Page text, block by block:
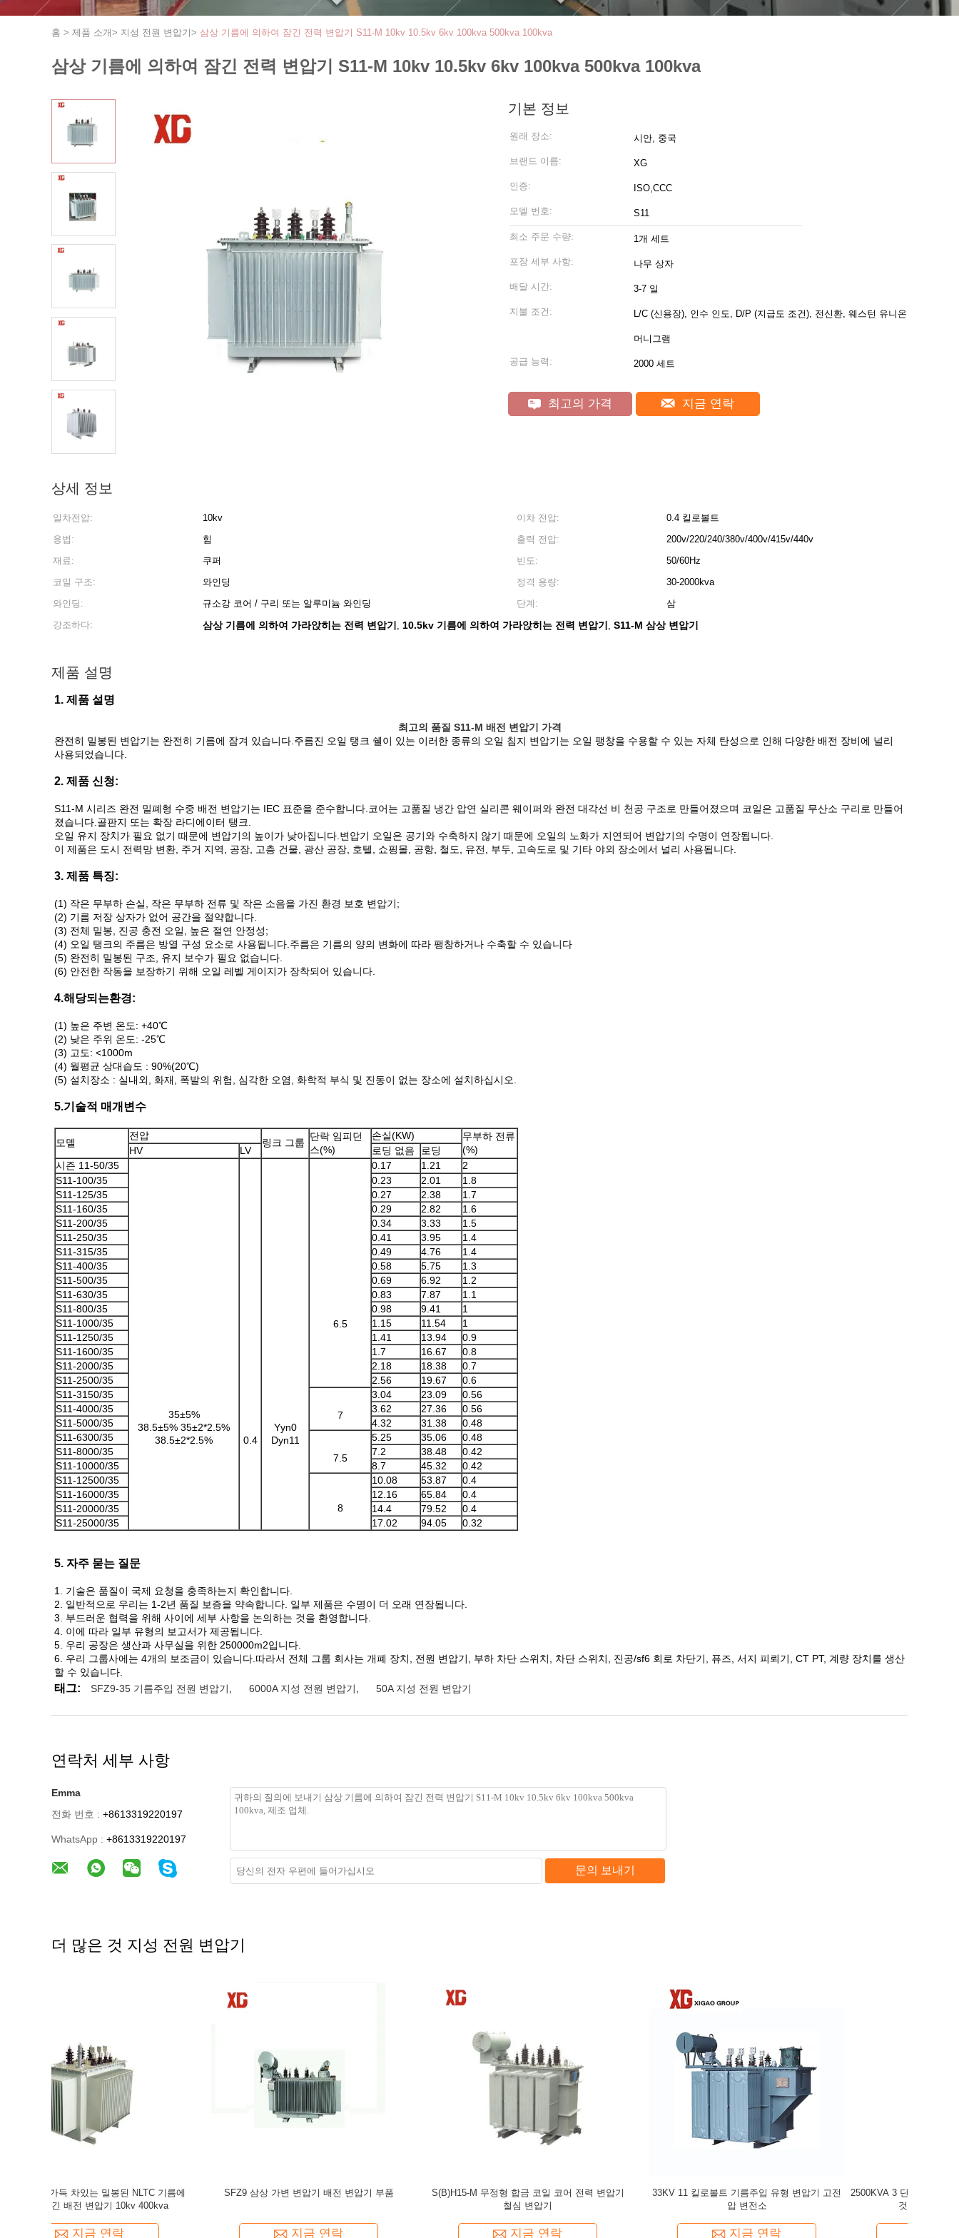
홈 > 제품 소개> 지성 전원 변압기> 삼상 기름에 의하여 잠긴 전력 변압기 S11-M 10kv 10.5kv 6kv 100kva 500kva 100kva
삼상 기름에 의하여 잠긴 전력 변압기 S11-M 10kv 10.5kv 6kv 100kva 500kva 100kva
기본 정보
원래 장소: 시안, 중국
브랜드 이름: XG
인증: ISO,CCC
모델 번호: S11
최소 주문 수량: 1개 세트
포장 세부 사항: 나무 상자
배달 시간: 3-7 일
지불 조건: L/C (신용장), 인수 인도, D/P (지급도 조건), 전신환, 웨스턴 유니온,
머니그램
공급 능력: 2000 세트
최고의 가격 지금 연락
상세 정보
일차전압: 10kv 이차 전압:
0.4 킬로볼트
용법:
힘 출력 전압:
200v/220/240/380v/400v/415v/440v
재료:
쿠퍼 빈도:
50/60Hz
코일 구조:
와인딩 정격 용량:
30-2000kva
와인딩:
규소강 코어 / 구리 또는 알루미늄 와인딩 단계:
삼
강조하다:
삼상 기름에 의하여 가라앉히는 전력 변압기 , 10.5kv 기름에 의하여 가라앉히는 전력 변압기 , S11-M 삼상 변압기
제품 설명
1. 제품 설명
최고의 품질 S11-M 배전 변압기 가격
완전히 밀봉된 변압기는 완전히 기름에 잠겨 있습니다.주름진 오일 탱크 쉘이 있는 이러한 종류의 오일 침지 변압기는 오일 팽창을 수용할 수 있는 자체 탄성으로 인해 다양한 배전 장비에 널리
사용되었습니다.
2. 제품 신청:
S11-M 시리즈 완전 밀폐형 수중 배전 변압기는 IEC 표준을 준수합니다.코어는 고품질 냉간 압연 실리콘 웨이퍼와 완전 대각선 비 천공 구조로 만들어졌으며 코일은 고품질 무산소 구리로 만들어
졌습니다.골판지 또는 확장 라디에이터 탱크.
오일 유지 장치가 필요 없기 때문에 변압기의 높이가 낮아집니다.변압기 오일은 공기와 수축하지 않기 때문에 오일의 노화가 지연되어 변압기의 수명이 연장됩니다.
이 제품은 도시 전력망 변환, 주거 지역, 공장, 고층 건물, 광산 공장, 호텔, 쇼핑몰, 공항, 철도, 유전, 부두, 고속도로 및 기타 야외 장소에서 널리 사용됩니다.
3. 제품 특징:
(1) 작은 무부하 손실, 작은 무부하 전류 및 작은 소음을 가진 환경 보호 변압기;
(2) 기름 저장 상자가 없어 공간을 절약합니다.
(3) 전체 밀봉, 진공 충전 오일, 높은 절연 안정성;
(4) 오일 탱크의 주름은 방열 구성 요소로 사용됩니다.주름은 기름의 양의 변화에 ​​따라 팽창하거나 수축할 수 있습니다
(5) 완전히 밀봉된 구조, 유지 보수가 필요 없습니다.
(6) 안전한 작동을 보장하기 위해 오일 레벨 게이지가 장착되어 있습니다.
4.해당되는환경:
(1) 높은 주변 온도: +40℃
(2) 낮은 주위 온도: -25℃
(3) 고도: <1000m
(4) 월평균 상대습도 : 90%(20℃)
(5) 설치장소 : 실내외, 화재, 폭발의 위험, 심각한 오염, 화학적 부식 및 진동이 없는 장소에 설치하십시오.
5.기술적 매개변수
모델
전압
링크 그룹
단락 임피던
스(%)
손실(KW)
무부하 전류
(%)
HV LV 로딩 없음
로딩
시즌 11-50/35
35±5%
38.5±5% 35±2*2.5%
38.5±2*2.5%
0.4
Yyn0
Dyn11
6.5
0.17 1.21
2
S11-100/35
0.23 2.01
1.8
S11-125/35
0.27 2.38
1.7
S11-160/35
0.29 2.82
1.6
S11-200/35
0.34 3.33
1.5
S11-250/35
0.41 3.95
1.4
S11-315/35
0.49 4.76
1.4
S11-400/35
0.58 5.75
1.3
S11-500/35
0.69 6.92
1.2
S11-630/35
0.83 7.87
1.1
S11-800/35
0.98 9.41
1
S11-1000/35
1.15 11.54
1
S11-1250/35
1.41 13.94
0.9
S11-1600/35
1.7 16.67
0.8
S11-2000/35
2.18 18.38
0.7
S11-2500/35
2.56 19.67
0.6
S11-3150/35
7
3.04 23.09
0.56
S11-4000/35
3.62 27.36
0.56
S11-5000/35
4.32 31.38
0.48
S11-6300/35
7.5
5.25 35.06
0.48
S11-8000/35
7.2 38.48
0.42
S11-10000/35
8.7 45.32
0.42
S11-12500/35
8
10.08 53.87
0.4
S11-16000/35
12.16 65.84
0.4
S11-20000/35
14.4 79.52
0.4
S11-25000/35
17.02 94.05 0.32
5. 자주 묻는 질문
1. 기술은 품질이 국제 요청을 충족하는지 확인합니다.
2. 일반적으로 우리는 1-2년 품질 보증을 약속합니다. 일부 제품은 수명이 더 오래 연장됩니다.
3. 부드러운 협력을 위해 사이에 세부 사항을 논의하는 것을 환영합니다.
4. 이에 따라 일부 유형의 보고서가 제공됩니다.
5. 우리 공장은 생산과 사무실을 위한 250000m2입니다.
6. 우리 그룹사에는 4개의 보조금이 있습니다.따라서 전체 그룹 회사는 개폐 장치, 전원 변압기, 부하 차단 스위치, 차단 스위치, 진공/sf6 회로 차단기, 퓨즈, 서지 피뢰기, CT PT, 계량 장치를 생산
할 수 있습니다.
태그: SFZ9-35 기름주입 전원 변압기 6000A 지성 전원 변압기 50A 지성 전원 변압기
연락처 세부 사항
Emma
전화 번호 : +8613319220197
WhatsApp : +8613319220197
문의 보내기
더 많은 것 지성 전원 변압기
2500KVA 3 단계 지성 전원 변압기는 냉각되는
것으로 가라앉혔습니다
33 킬로볼트 35 킬로볼트 지성 전원 변압기 3상
S9 2500KVA 33/0.4KV 전기 유입 변압기 3은
단계적으로 시행합니다
야외 방수 H.V. 33KV 11 킬로볼트 전원 변압기